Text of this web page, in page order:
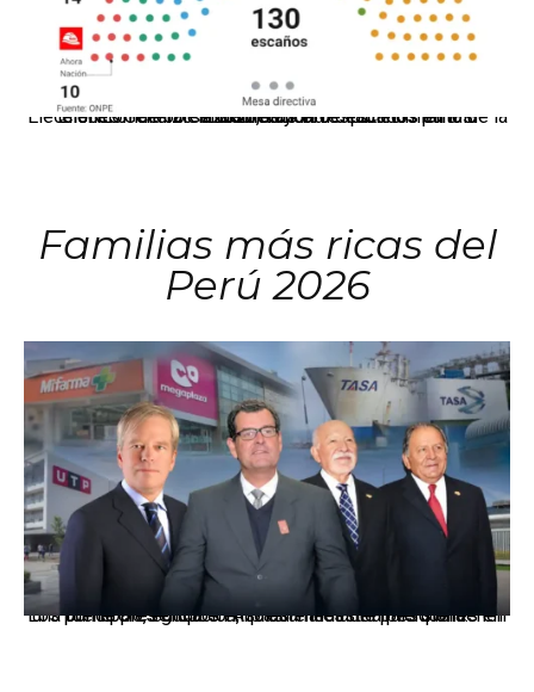
El JNE oficializó la distribución de escaños para la elección de 60 senadores y 130 diputados en las Elecciones Generales 2026, tras el restablecimiento de la Bicameralidad.
Familias más ricas del
Perú 2026
Los principales grupos empresariales del país mantienen una fuerte presencia en Áncash mediante inversiones en comercio, educación, salud e industria pesquera.